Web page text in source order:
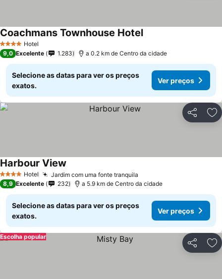
4 EstrelasHotel
Coachmans Townhouse HotelVer preços
9,0 Excelente 1.283 a 0.2 km de Centro da cidade
Selecione as datas para ver os preços
exatos.
Ver preços
Partilhar
4 EstrelasHotel Jardim com uma fonte tranquila
Harbour View
8,9 Excelente 232 a 5.9 km de Centro da cidade
Selecione as datas para ver os preços
exatos.
Ver preços
Partilhar
Escolha popular